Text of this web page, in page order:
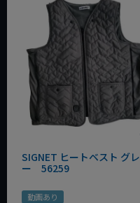
SIGNET ヒートベスト グレ
ー 56259
動画あり